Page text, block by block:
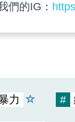
們的IG：
力 #